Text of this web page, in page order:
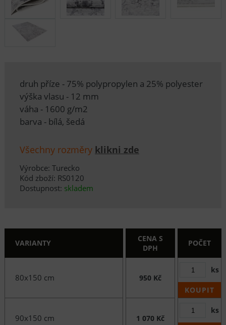
druh příze - 75% polypropylen a 25% polyester
výška vlasu - 12 mm
váha - 1600 g/m2
barva - bílá, šedá
Všechny rozměry klikni zde
Výrobce: Turecko
Kód zboží: RS0120
Dostupnost: skladem
VARIANTY
CENA S
DPH
POČET
80x150 cm 950 Kč
ks
KOUPIT
90x150 cm 1 070 Kč
ks